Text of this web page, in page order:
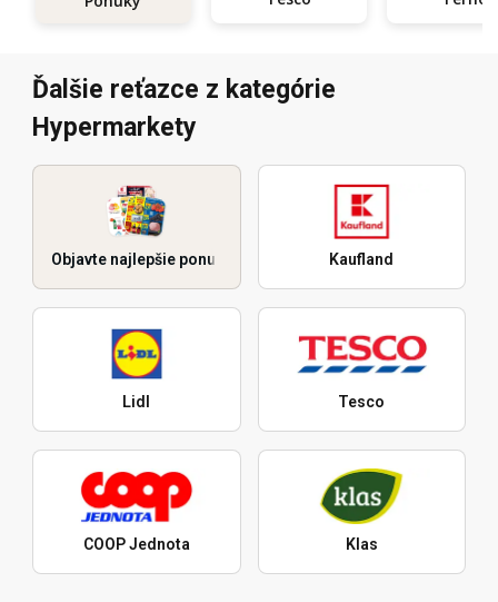
Ďalšie reťazce z kategórie
Hypermarkety
Objavte najlepšie ponuky Kaufland
Lidl Tesco
COOP Jednota Klas